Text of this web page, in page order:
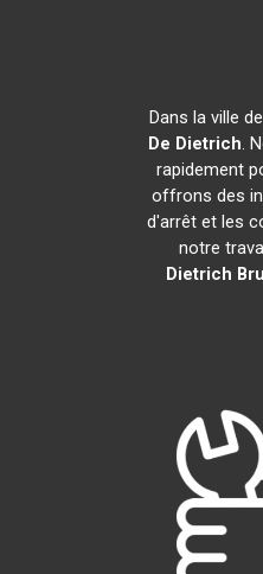
Dans la ville de
De Dietrich.
rapidement
offrons des
d'arrêt et les
notre
Dietrich